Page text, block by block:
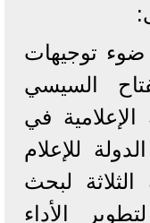
توجيهات
السيسي
في
للإعلام
الثلاثة لبحث
الأداء